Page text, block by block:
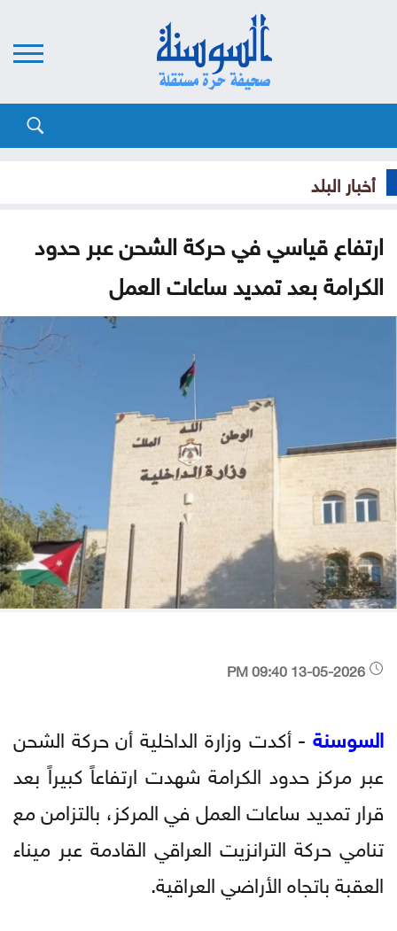
أخبار البلد
ارتفاع قياسي في حركة الشحن عبر حدود
الكرامة بعد تمديد ساعات العمل
السوسنة - أكدت وزارة الداخلية أن حركة الشحن
عبر مركز حدود الكرامة شهدت ارتفاعاً كبيراً بعد
قرار تمديد ساعات العمل في المركز، بالتزامن مع
تنامي حركة الترانزيت العراقي القادمة عبر ميناء
العقبة باتجاه الأراضي العراقية.